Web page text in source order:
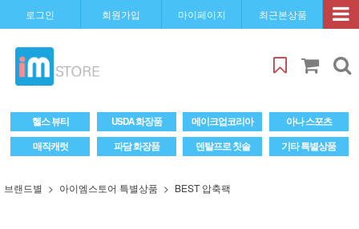
로그인 회원가입 마이페이지 최근본상품
헬스 뷰티 USDA 화장품 메이크업코리아
아나 스포츠
매직캐럿
파담 화장품 덴탈프로 칫솔 기타 특별상품
브랜드별 아이엠스토어 특별상품 BEST 압축팩